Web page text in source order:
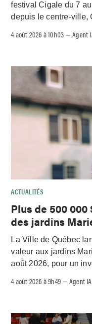
festival Cigale du 7
depuis le centre-ville,
4 août 2026 à 10h03 –Agent
ACTUALITÉS
Plus de 500
des jardins
La Ville de Québec
valeur aux jardins
août 2026, pour un
4 août 2026 à 9h49 –Agent